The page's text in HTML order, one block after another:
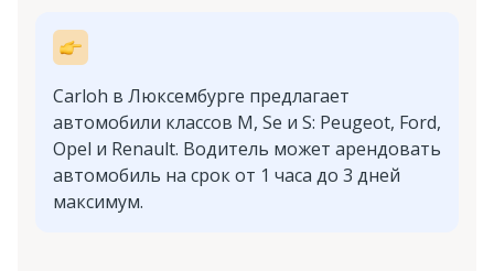
Carloh в Люксембурге предлагает
автомобили классов M, Se и S: Peugeot, Ford,
Opel и Renault. Водитель может арендовать
автомобиль на срок от 1 часа до 3 дней
максимум.